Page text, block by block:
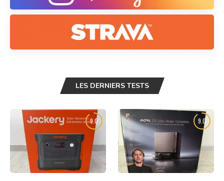
LES DERNIERS TESTS
9.0 9.0